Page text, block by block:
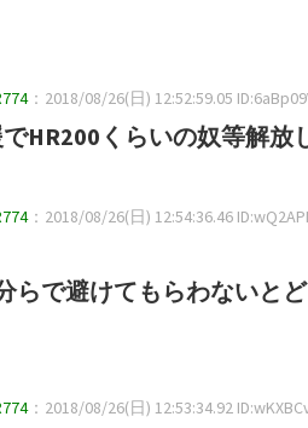
：2018/08/26(日) 12:52:59.05
HR200くらいの奴等解放
：2018/08/26(日) 12:54:36.46
らで避けてもらわないと
：2018/08/26(日) 12:53:34.92